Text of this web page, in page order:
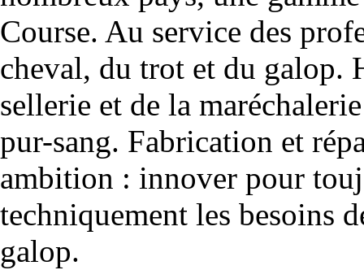
Course. Au service des
cheval, du trot et du galop.
sellerie et de la
pur-sang. Fabrication et
ambition : innover pour
techniquement les besoins
galop.